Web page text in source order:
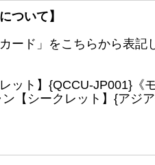
ついて】
ード」をこちらから表記
ット】{QCCU-JP001}《
シークレット】{アジア